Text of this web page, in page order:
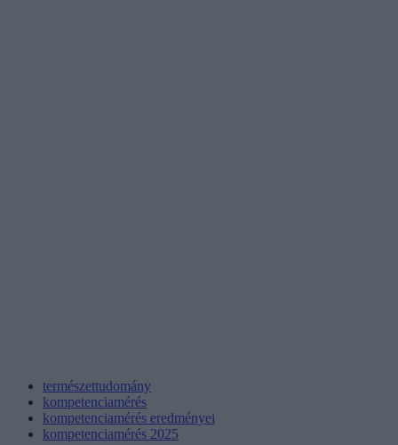
természettudomány
kompetenciamérés
kompetenciamérés eredményei
kompetenciamérés 2025